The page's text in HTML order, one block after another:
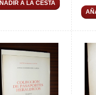
A LA CESTA